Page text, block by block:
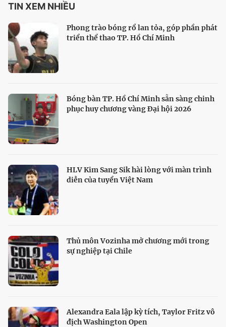
TIN XEM NHIỀU
Phong trào bóng rổ lan tỏa, góp phần phát
triển thể thao TP. Hồ Chí Minh
Bóng bàn TP. Hồ Chí Minh sẵn sàng chinh
phục huy chương vàng Đại hội 2026
HLV Kim Sang Sik hài lòng với màn trình
diễn của tuyển Việt Nam
Thủ môn Vozinha mở chương mới trong
sự nghiệp tại Chile
Alexandra Eala lập kỳ tích, Taylor Fritz vô
địch Washington Open